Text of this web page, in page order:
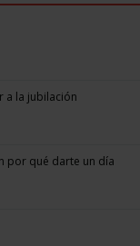
a la jubilación
por qué darte un día